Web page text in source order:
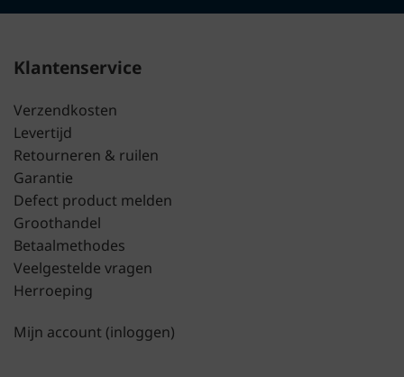
Klantenservice
Verzendkosten
Levertijd
Retourneren & ruilen
Garantie
Defect product melden
Groothandel
Betaalmethodes
Veelgestelde vragen
Herroeping
Mijn account (inloggen)